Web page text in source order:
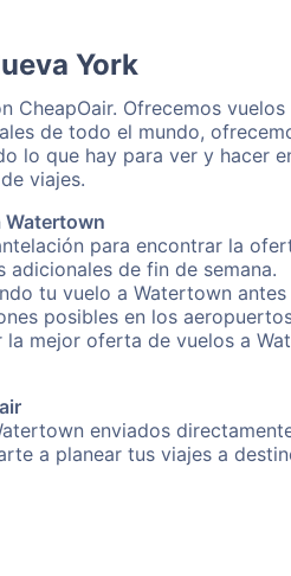
York
CheapOair. Ofrecemos
de todo el mundo,
lo que hay para ver y hacer
viajes.
Watertown
para encontrar la
de fin de semana.
tu vuelo a Watertown
posibles en los
mejor oferta de vuelos a
enviados
a planear tus viajes a